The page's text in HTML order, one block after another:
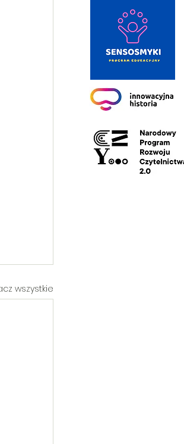
wszystkie